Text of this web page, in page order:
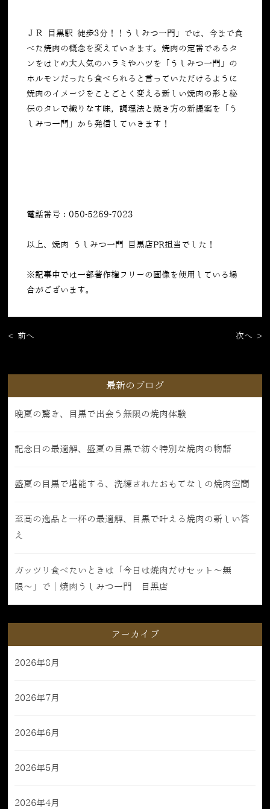
ＪＲ 目黒駅 徒歩3分！！うしみつ一門」では、今まで食
べた焼肉の概念を変えていきます。焼肉の定番であるタ
ンをはじめ大人気のハラミやハツを「うしみつ一門」の
ホルモンだったら食べられると言っていただけるように
焼肉のイメージをことごとく変える新しい焼肉の形と秘
伝のタレで織りなす味，調理法と焼き方の新提案を「う
しみつ一門」から発信していきます！
電話番号：050-5269-7023
以上、焼肉 うしみつ一門 目黒店PR担当でした！
※記事中では一部著作権フリーの画像を使用している場
合がございます。
< 前へ 次へ >
最新のブログ
晩夏の驚き、目黒で出会う無限の焼肉体験
記念日の最適解、盛夏の目黒で紡ぐ特別な焼肉の物語
盛夏の目黒で堪能する、洗練されたおもてなしの焼肉空間
至高の逸品と一杯の最適解、目黒で叶える焼肉の新しい答
え
ガッツリ食べたいときは「今日は焼肉だけセット〜無
限〜」で｜焼肉うしみつ一門 目黒店
アーカイブ
2026年8月
2026年7月
2026年6月
2026年5月
2026年4月